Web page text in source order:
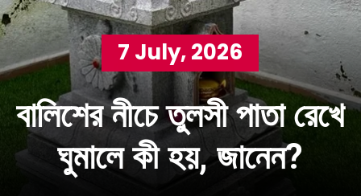
বালিশের নীচে তুলসী পাতা রেখে
ঘুমালে কী হয়, জানেন?
7 July, 2026